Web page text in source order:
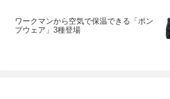
ワークマンから空気で保温できる「ポン
プウェア」3種登場